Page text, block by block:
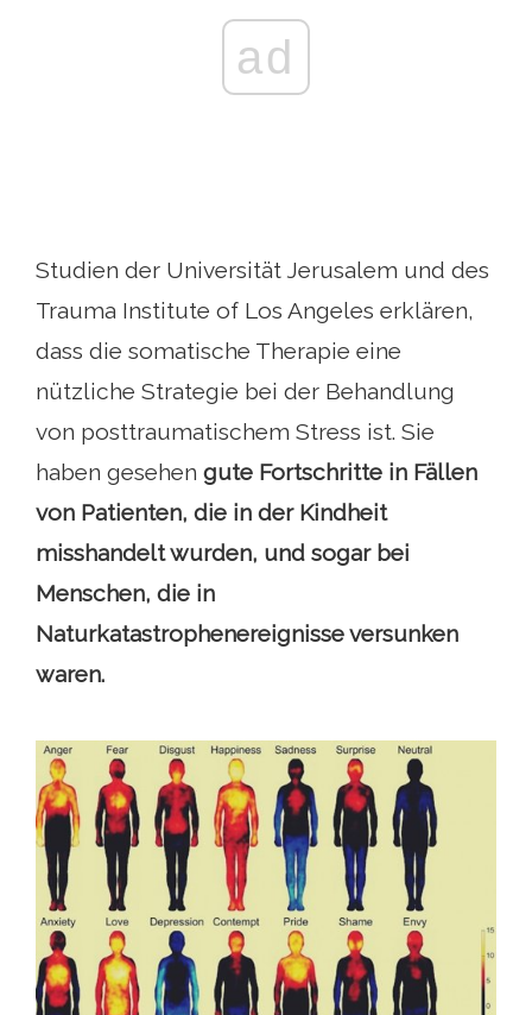
ad
Studien der Universität Jerusalem und des
Trauma Institute of Los Angeles erklären,
dass die somatische Therapie eine
nützliche Strategie bei der Behandlung
von posttraumatischem Stress ist. Sie
haben gesehen gute Fortschritte in Fällen
von Patienten, die in der Kindheit
misshandelt wurden, und sogar bei
Menschen, die in
Naturkatastrophenereignisse versunken
waren.